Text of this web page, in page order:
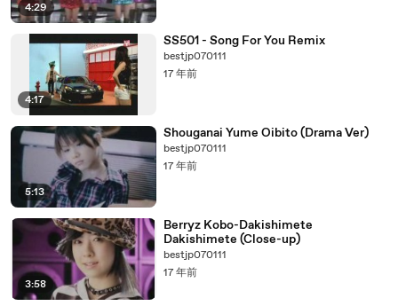
4:29
4:17
SS501 - Song For You Remix
bestjp070111
17 年前
5:13
Shouganai Yume Oibito (Drama Ver)
bestjp070111
17 年前
3:58
Berryz Kobo-Dakishimete
Dakishimete (Close-up)
bestjp070111
17 年前